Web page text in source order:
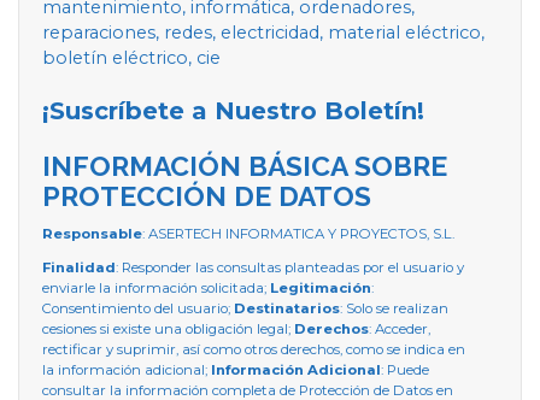
mantenimiento, informática, ordenadores,
reparaciones, redes, electricidad, material eléctrico,
boletín eléctrico, cie
¡Suscríbete a Nuestro Boletín!
INFORMACIÓN BÁSICA SOBRE
PROTECCIÓN DE DATOS
Responsable: ASERTECH INFORMATICA Y PROYECTOS, S.L.
Finalidad: Responder las consultas planteadas por el usuario y
enviarle la información solicitada; Legitimación:
Consentimiento del usuario; Destinatarios: Solo se realizan
cesiones si existe una obligación legal; Derechos: Acceder,
rectificar y suprimir, así como otros derechos, como se indica en
la información adicional; Información Adicional: Puede
consultar la información completa de Protección de Datos en